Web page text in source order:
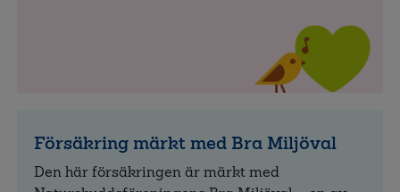
Försäkring märkt med Bra Miljöval
Den här försäkringen är märkt med